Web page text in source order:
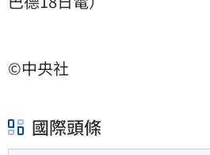
©中央社
國際頭條